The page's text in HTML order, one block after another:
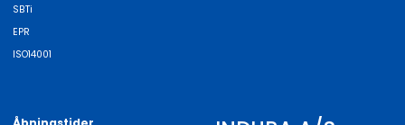
SBTi
EPR
ISO14001